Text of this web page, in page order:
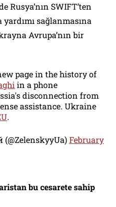
Rusya’nın SWIFT’ten
sağlanmasına
Avrupa’nın bir
page in the history of
in a phone
disconnection from
assistance. Ukraine
.
February
bu cesarete sahip